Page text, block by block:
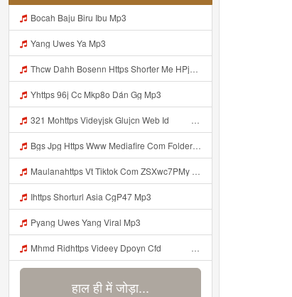
Bocah Baju Biru Ibu Mp3
Yang Uwes Ya Mp3
Thcw Dahh Bosenn Https Shorter Me HPjNIt ᅠ ᅠ ᅠ ᅠ ᅠ ᅠ ᅠ ᅠ ᅠ ᅠ ᅠ ᅠ ᅠ ᅠ ᅠ ᅠ ᅠ ᅠ ᅠ ᅠ OKK ᅠ ᅠ ᅠ ᅠ ᅠ ᅠ ᅠ ᅠ ᅠ ᅠ ᅠ ᅠ ᅠ ᅠ ᅠ ᅠ ᅠ ᅠ ᅠ ᅠ ᅠ ᅠ ᅠ ᅠ ᅠ ᅠ ᅠ ᅠ ᅠ ᅠ ᅠ ᅠ ᅠ ᅠ ᅠ ᅠ ᅠ ᅠ ᅠ ᅠ Mp3
Yhttps 96j Cc Mkp8o Dán Gg Mp3
321 Mohttps Videyjsk Glujcn Web Id ᅟᅟᅟᅟᅟᅟᅟᅟᅟᅟᅟᅟᅟᅟᅟᅟᅟᅟᅟᅟᅟᅟᅟᅟᅟᅟᅟᅟᅟᅟᅟᅟ ᅠ ᅠ ᅠ ᅠ ᅠ ᅠ ᅠ ᅠ ᅠ ᅠ ᅠ ᅠ ᅠ ᅠ ᅠ ᅠ ᅠ ᅠ ᅠ ᅠ ᅠ ᅠ ᅠ ᅠ ᅠ ᅠ ᅠ ᅠ Mp3
Bgs Jpg Https Www Mediafire Com Folder B8gzfoek578k9 Sendal Yang Uwes Yang Mp3 Mp3
Maulanahttps Vt Tiktok Com ZSXwc7PMy Mp3
Ihttps Shorturl Asia CgP47 Mp3
Pyang Uwes Yang Viral Mp3
Mhmd Ridhttps Videey Dpoyn Cfd ᅠ ᅠ ᅠ ᅠ ᅠ ᅠ ᅠ P ᅠ ᅠ ᅠ Pᅠ P ᅠp ᅠ ᅠ ᅠ Uᅠ ᅠ ᅠ Vp ᅠ ᅠ ᅠ ᅠ ᅠ ᅠ ᅠ ᅠ ᅠ ᅠ ᅠ ᅠ ᅠ ᅠ ᅠ ᅠ ᅠ ᅠ ᅠ ᅠ ᅠ ᅠ ᅠ ᅠ ᅠ ᅠ ᅠ ᅠ ᅠ ᅠ ᅠ ᅠ ᅠ ᅠ ᅠ ᅠ ᅠ Mp3
हाल ही में जोड़ा...